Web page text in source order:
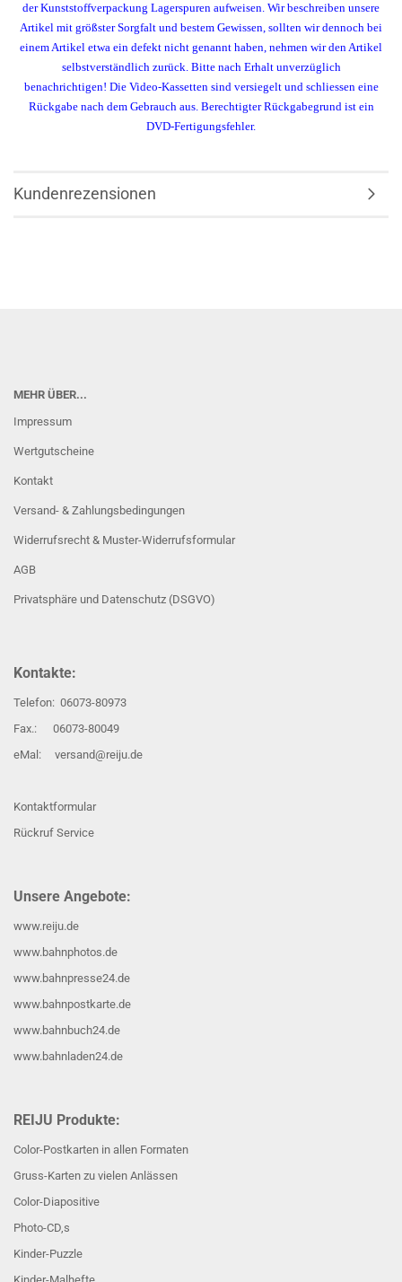
der Kunststoffverpackung Lagerspuren aufweisen. Wir beschreiben unsere
Artikel mit größster Sorgfalt und bestem Gewissen, sollten wir dennoch bei
einem Artikel etwa ein defekt nicht genannt haben, nehmen wir den Artikel
selbstverständlich zurück. Bitte nach Erhalt unverzüglich
benachrichtigen! Die Video-Kassetten sind versiegelt und schliessen eine
Rückgabe nach dem Gebrauch aus. Berechtigter Rückgabegrund ist ein
DVD-Fertigungsfehler.
Kundenrezensionen
MEHR ÜBER...
Impressum
Wertgutscheine
Kontakt
Versand- & Zahlungsbedingungen
Widerrufsrecht & Muster-Widerrufsformular
AGB
Privatsphäre und Datenschutz (DSGVO)
Kontakte:
Telefon: 06073-80973
Fax.: 06073-80049
eMal: versand@reiju.de
Kontaktformular
Rückruf Service
Unsere Angebote:
www.reiju.de
www.bahnphotos.de
www.bahnpresse24.de
www.bahnpostkarte.de
www.bahnbuch24.de
www.bahnladen24.de
REIJU Produkte:
Color-Postkarten in allen Formaten
Gruss-Karten zu vielen Anlässen
Color-Diapositive
Photo-CD,s
Kinder-Puzzle